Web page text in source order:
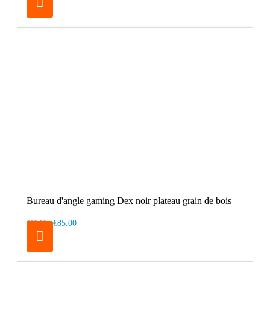
Bureau d'angle gaming Dex noir plateau grain de bois
€99.00 €85.00